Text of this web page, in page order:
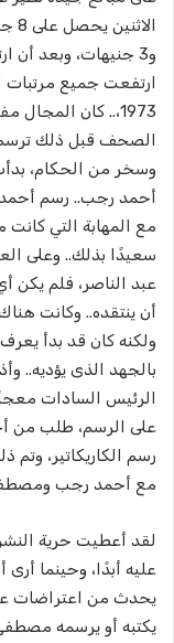
و3 جنيهات، وبعد
ارتفعت جميع
1973،.. كان
الصحف قبل ذلك
وسخر من الحكام،
أحمد رجب.. رسم أحمد
مع المهابة التي
سعيدًا بذلك.. وعلى
عبد الناصر، فلم يكن
أن ينتقده.. وكانت
ولكنه كان قد بدأ
بالجهد الذى يؤديه..
الرئيس السادات
على الرسم، طلب من
رسم الكاريكاتير،
مع أحمد رجب ومصطفى
لقد أعطيت حرية
عليه أبدًا، وحينما
يحدث من اعتراضات
يكتبه أو يرسمه